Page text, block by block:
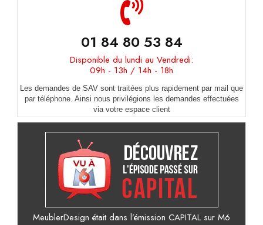
01 84 80 53 84
Disponible du lundi au Vendredi:
09h - 13h / 14h - 18h
Les demandes de SAV sont traitées plus rapidement par mail que
par téléphone. Ainsi nous privilégions les demandes effectuées
via votre espace client
MeublerDesign était dans l’émission CAPITAL sur M6